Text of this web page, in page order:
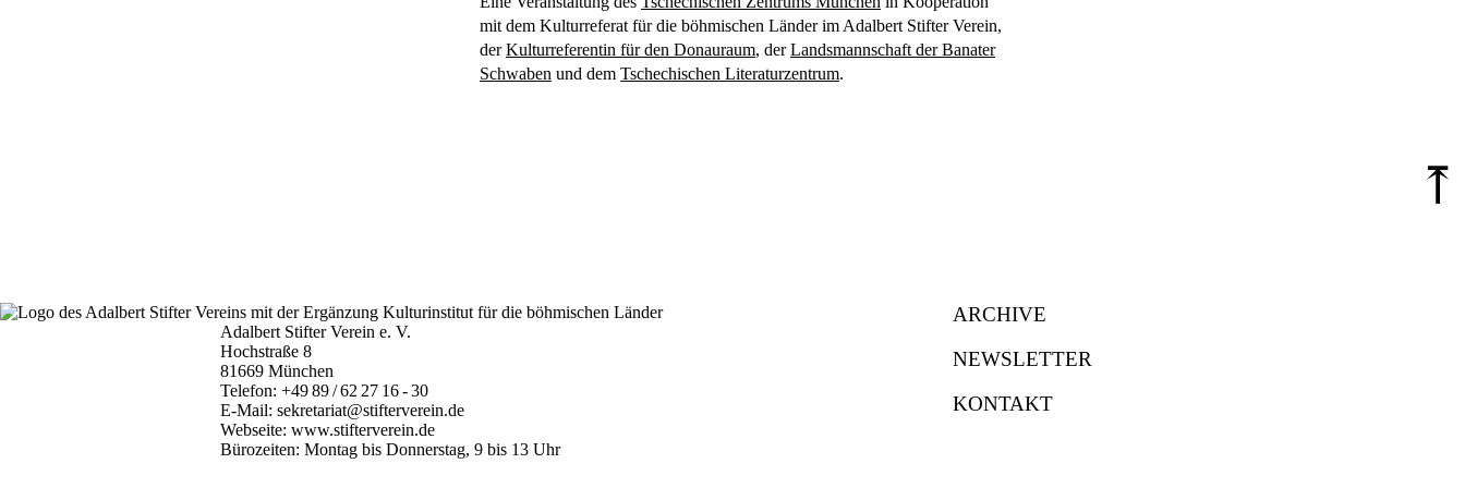
mit dem Kulturreferat für die böhmischen Länder im Adalbert Stifter Verein,
derKulturreferentin für den Donauraum, derLandsmannschaft der Banater
Schwaben und dem Tschechischen Literaturzentrum.
⤒
Adalbert Stifter Verein e. V.
Hochstraße 8
81669 München
Telefon:+49 89 / 62 27 16 - 30
E-Mail:sekretariat@stifterverein.de
Webseite:www.stifterverein.de
Bürozeiten: Montag bis Donnerstag, 9 bis 13 Uhr
ARCHIVE
NEWSLETTER
KONTAKT